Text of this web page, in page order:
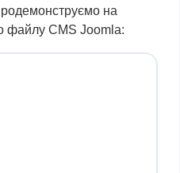
на
файлу CMS Joomla: